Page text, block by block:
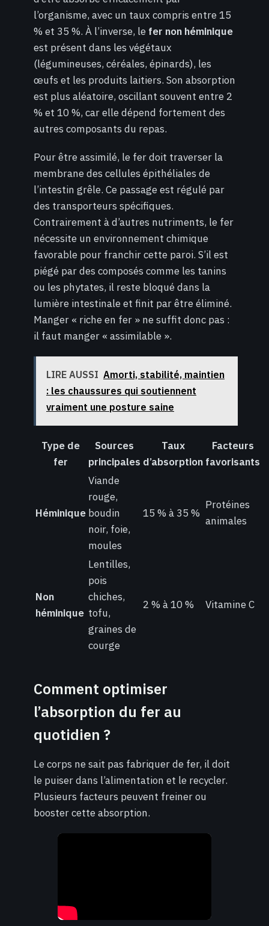
l’organisme, avec un taux compris entre 15
% et 35 %. À l’inverse, le fer non héminique
est présent dans les végétaux
(légumineuses, céréales, épinards), les
œufs et les produits laitiers. Son absorption
est plus aléatoire, oscillant souvent entre 2
% et 10 %, car elle dépend fortement des
autres composants du repas.
Pour être assimilé, le fer doit traverser la
membrane des cellules épithéliales de
l’intestin grêle. Ce passage est régulé par
des transporteurs spécifiques.
Contrairement à d’autres nutriments, le fer
nécessite un environnement chimique
favorable pour franchir cette paroi. S’il est
piégé par des composés comme les tanins
ou les phytates, il reste bloqué dans la
lumière intestinale et finit par être éliminé.
Manger « riche en fer » ne suffit donc pas :
il faut manger « assimilable ».
LIRE AUSSI Amorti, stabilité, maintien
: les chaussures qui soutiennent
vraiment une posture saine
Type de
fer
Sources
principales
Taux
d’absorption
Facteurs
favorisants
Héminique
Viande
rouge,
boudin
noir, foie,
moules
15 % à 35 %
Protéines
animales
Non
héminique
Lentilles,
pois
chiches,
tofu,
graines de
courge
2 % à 10 % Vitamine C
Comment optimiser
l’absorption du fer au
quotidien ?
Le corps ne sait pas fabriquer de fer, il doit
le puiser dans l’alimentation et le recycler.
Plusieurs facteurs peuvent freiner ou
booster cette absorption.